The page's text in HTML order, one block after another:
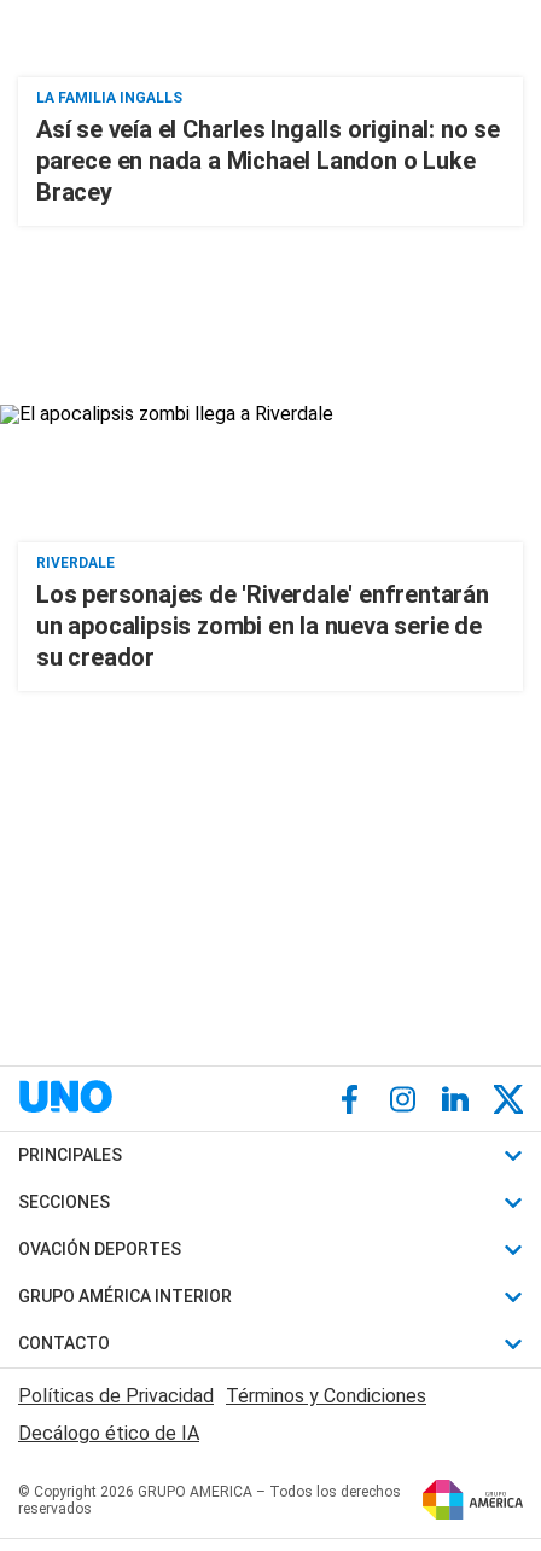
LA FAMILIA INGALLS
Así se veía el Charles Ingalls original: no se
parece en nada a Michael Landon o Luke
Bracey
RIVERDALE
Los personajes de 'Riverdale' enfrentarán
un apocalipsis zombi en la nueva serie de
su creador
PRINCIPALES
Últimas Noticias
Política
Judiciales
Economia
SECCIONES
Horóscopo
Motores
Trucos caseros
Series y Películas
Edictos y Solicitadas
OVACIÓN DEPORTES
Fútbol
Mundial
Automovilismo
Rugby
Básquet
GRUPO AMÉRICA INTERIOR
Canal 7 en Vivo
San Juan 8
CONTACTO
Acerca de Nosotros
Contactanos
Políticas de Privacidad Términos y Condiciones
Decálogo ético de IA
© Copyright 2026 GRUPO AMERICA – Todos los derechos
reservados